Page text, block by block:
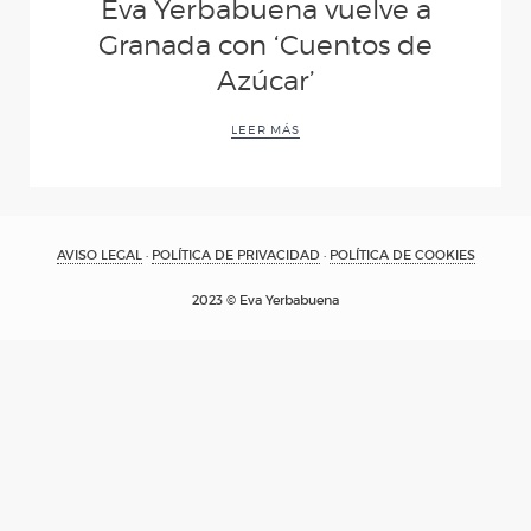
(Desde mis ojos)
AL IGUAL QUE TÚ
CUENTOS DE
Eva Yerbabuena vuelve a
Granada con ‘Cuentos de
Azúcar’
LEER MÁS
AVISO LEGAL · POLÍTICA DE PRIVACIDAD · POLÍTICA DE COOKIES
2023 © Eva Yerbabuena